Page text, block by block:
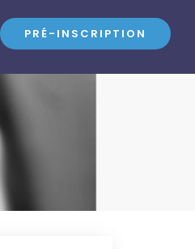
PRÉ-INSCRIPTION